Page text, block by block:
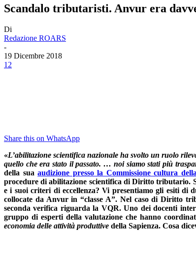
Scandalo tributaristi. Anvur era
Di
Redazione ROARS
-
19 Dicembre 2018
12
Share this on WhatsApp
«L’abilitazione scientifica nazionale ha svolto un ruolo
quello che era stato il passato. … noi siamo stati più
della suaaudizione presso la Commissione cultura
procedure di abilitazione scientifica di Diritto tributario.
e i suoi criteri di eccellenza? Vi presentiamo gli esiti
collocate da Anvur in “classe A”. Nel caso di Diritto
seconda verifica riguarda la VQR. Uno dei docenti
gruppo di esperti della valutazione che hanno
economia delle attività produttive della Sapienza. Cosa